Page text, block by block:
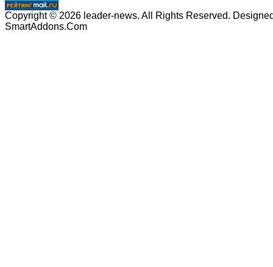
Copyright © 2026 leader-news. All Rights Reserved.
SmartAddons.Com